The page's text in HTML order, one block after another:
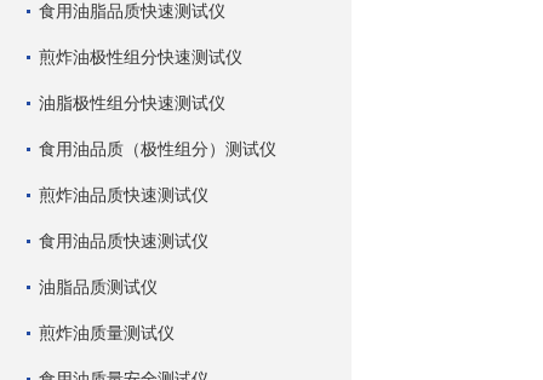
食用油脂品质快速测试仪
煎炸油极性组分快速测试仪
油脂极性组分快速测试仪
食用油品质（极性组分）测试仪
煎炸油品质快速测试仪
食用油品质快速测试仪
油脂品质测试仪
煎炸油质量测试仪